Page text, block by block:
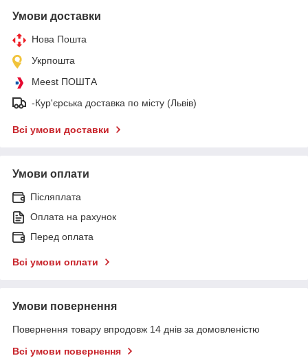
Умови доставки
Нова Пошта
Укрпошта
Meest ПОШТА
-Кур'єрська доставка по місту (Львів)
Всі умови доставки
Умови оплати
Післяплата
Оплата на рахунок
Перед оплата
Всі умови оплати
Умови повернення
Повернення товару впродовж 14 днів за домовленістю
Всі умови повернення